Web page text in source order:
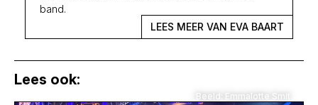
band.
LEES MEER VAN EVA BAART
Lees ook:
Beeld: Emmalotte Smit